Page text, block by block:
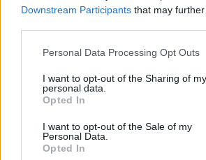
Downstream Participants that may
Personal Data Processing Opt Outs
I want to opt-out of the Sharing of my
personal data.
Opted In
I want to opt-out of the Sale of my
Personal Data.
Opted In
κέρδη 313 εκατ. ευρώ
Χρηματοδότηση 8 εκατ. ευρώ
Ξεκίνησε το πενταετές
πρόγραμμα ενίσχυσης του
Media: